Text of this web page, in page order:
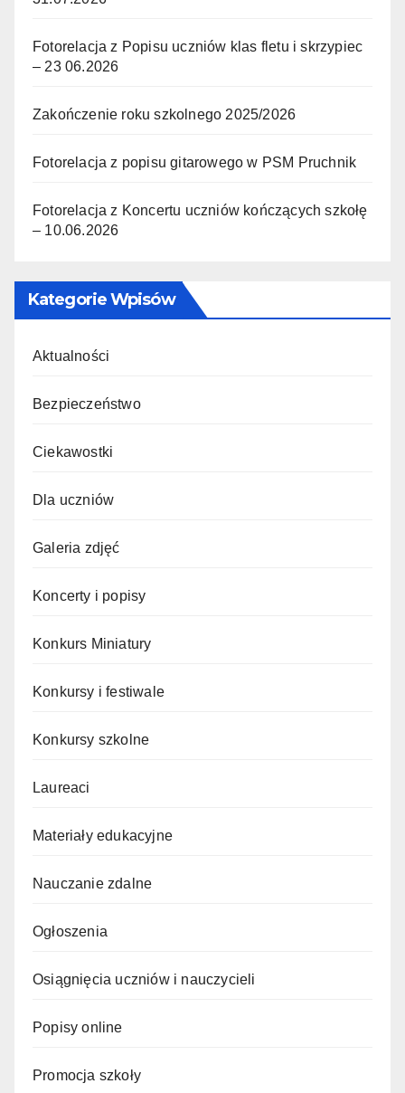
Fotorelacja z Popisu uczniów klas fletu i skrzypiec
– 23 06.2026
Zakończenie roku szkolnego 2025/2026
Fotorelacja z popisu gitarowego w PSM Pruchnik
Fotorelacja z Koncertu uczniów kończących szkołę
– 10.06.2026
Kategorie Wpisów
Aktualności
Bezpieczeństwo
Ciekawostki
Dla uczniów
Galeria zdjęć
Koncerty i popisy
Konkurs Miniatury
Konkursy i festiwale
Konkursy szkolne
Laureaci
Materiały edukacyjne
Nauczanie zdalne
Ogłoszenia
Osiągnięcia uczniów i nauczycieli
Popisy online
Promocja szkoły